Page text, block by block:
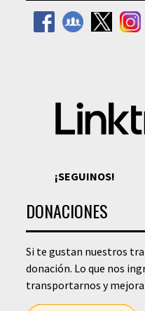
¡SEGUINOS!
DONACIONES
Si te gustan nuestros
donación. Lo que nos
transportarnos y